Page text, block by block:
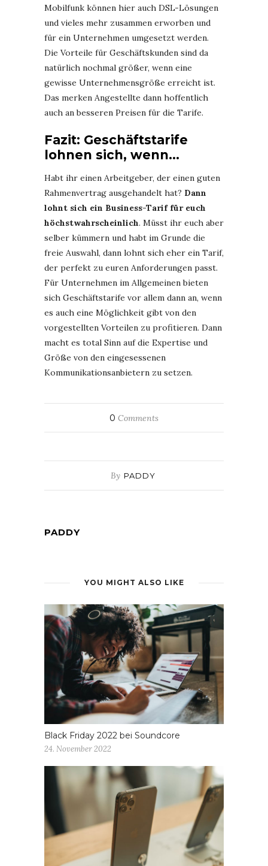
Mobilfunk können hier auch DSL-Lösungen
und vieles mehr zusammen erworben und
für ein Unternehmen umgesetzt werden.
Die Vorteile für Geschäftskunden sind da
natürlich nochmal größer, wenn eine
gewisse Unternehmensgröße erreicht ist.
Das merken Angestellte dann hoffentlich
auch an besseren Preisen für die Tarife.
Fazit: Geschäftstarife
lohnen sich, wenn…
Habt ihr einen Arbeitgeber, der einen guten
Rahmenvertrag ausgehandelt hat? Dann
lohnt sich ein Business-Tarif für euch
höchstwahrscheinlich. Müsst ihr euch aber
selber kümmern und habt im Grunde die
freie Auswahl, dann lohnt sich eher ein Tarif,
der perfekt zu euren Anforderungen passt.
Für Unternehmen im Allgemeinen bieten
sich Geschäftstarife vor allem dann an, wenn
es auch eine Möglichkeit gibt von den
vorgestellten Vorteilen zu profitieren. Dann
macht es total Sinn auf die Expertise und
Größe von den eingesessenen
Kommunikationsanbietern zu setzen.
0 Comments
By PADDY
PADDY
YOU MIGHT ALSO LIKE
Black Friday 2022 bei Soundcore
24. November 2022